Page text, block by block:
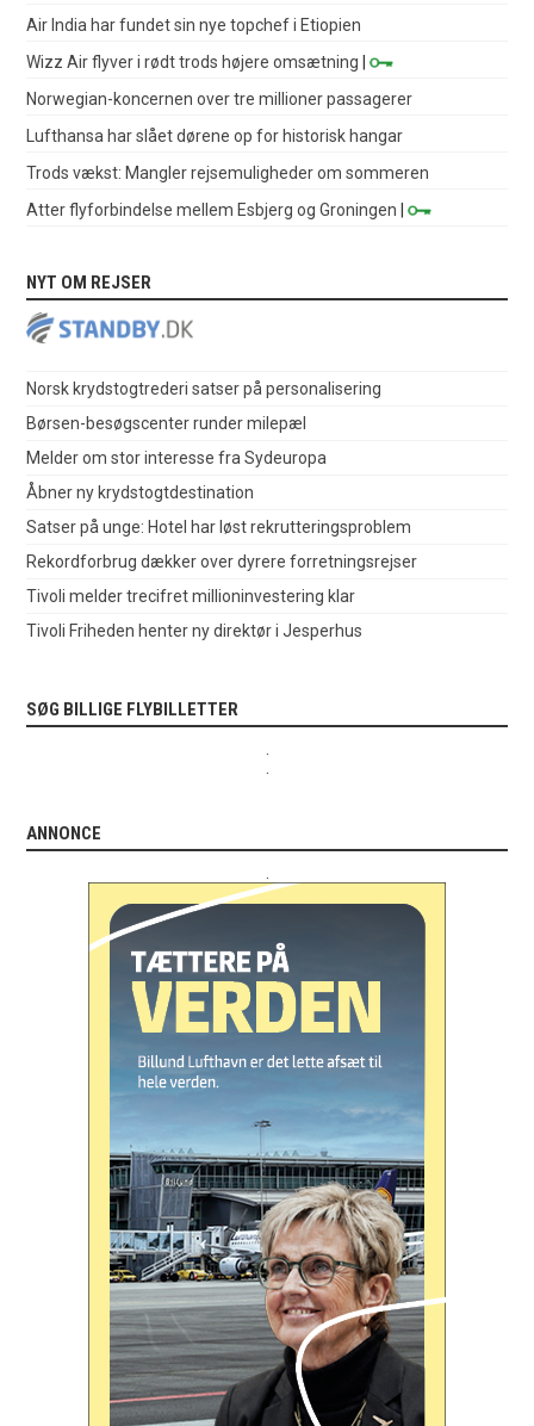
Air India har fundet sin nye topchef i Etiopien
Wizz Air flyver i rødt trods højere omsætning |
Norwegian-koncernen over tre millioner passagerer
Lufthansa har slået dørene op for historisk hangar
Trods vækst: Mangler rejsemuligheder om sommeren
Atter flyforbindelse mellem Esbjerg og Groningen |
NYT OM REJSER
Norsk krydstogtrederi satser på personalisering
Børsen-besøgscenter runder milepæl
Melder om stor interesse fra Sydeuropa
Åbner ny krydstogtdestination
Satser på unge: Hotel har løst rekrutteringsproblem
Rekordforbrug dækker over dyrere forretningsrejser
Tivoli melder trecifret millioninvestering klar
Tivoli Friheden henter ny direktør i Jesperhus
SØG BILLIGE FLYBILLETTER
ANNONCE